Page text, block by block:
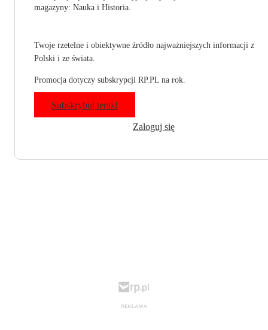
magazyny: Nauka i Historia.
Twoje rzetelne i obiektywne źródło najważniejszych informacji z
Polski i ze świata.
Promocja dotyczy subskrypcji RP.PL na rok.
Subskrybuj teraz!
Zaloguj się